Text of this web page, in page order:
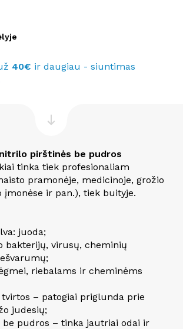
40€ ir daugiau - siuntimas
pirštinės be pudros
tinka tiek profesionaliam
pramonėje, medicinoje, grožio
įmonėse ir pan.), tiek buityje.
juoda;
bakterijų, virusų, cheminių
riebalams ir cheminėms
– patogiai priglunda prie
judesių;
be pudros – tinka jautriai odai ir